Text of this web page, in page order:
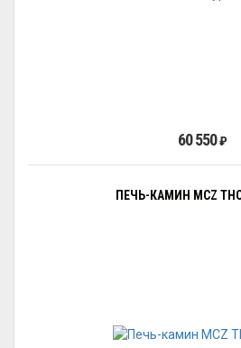
60 550₽
ПЕЧЬ-КАМИН MCZ